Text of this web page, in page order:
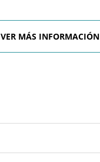
VER MÁS INFORMACIÓN